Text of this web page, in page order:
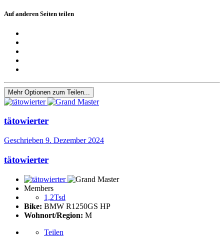
Auf anderen Seiten teilen
Mehr Optionen zum Teilen...
tätowierter
Geschrieben 9. Dezember 2024
tätowierter
Members
1,2Tsd
Bike: BMW R1250GS HP
Wohnort/Region: M
Teilen